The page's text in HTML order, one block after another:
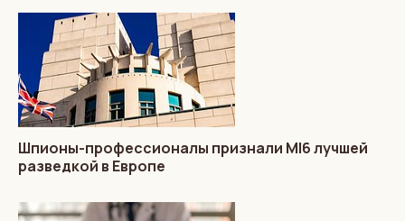
Шпионы-профессионалы признали MI6 лучшей
разведкой в Европе